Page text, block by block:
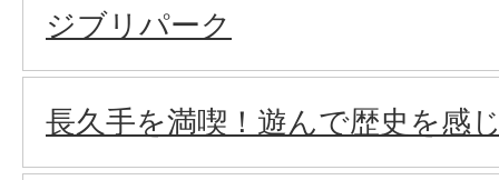
ジブリパーク
長久手を満喫！遊んで歴史を感